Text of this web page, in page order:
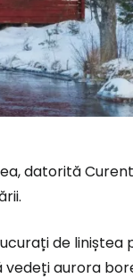
datorită
de liniștea
aurora